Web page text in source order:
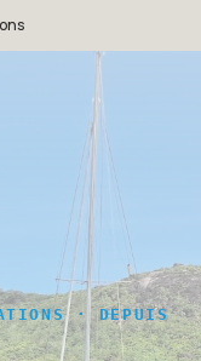
· DEPUIS